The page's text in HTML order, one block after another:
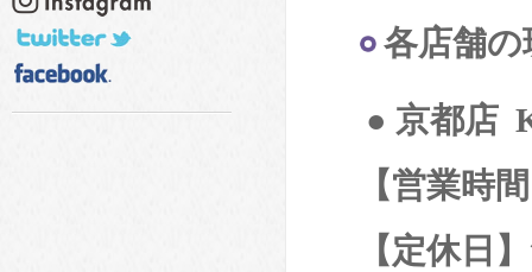
各店舗の
● 京都店
【営業時
【定休日】